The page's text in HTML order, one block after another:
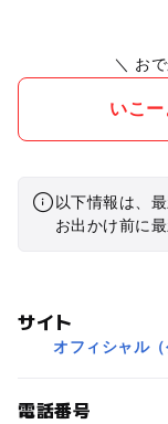
ゃが売られてるス
＼ お
いこ
以下情報は、
お出かけ前に
サイト
オフィシャル
電話番号